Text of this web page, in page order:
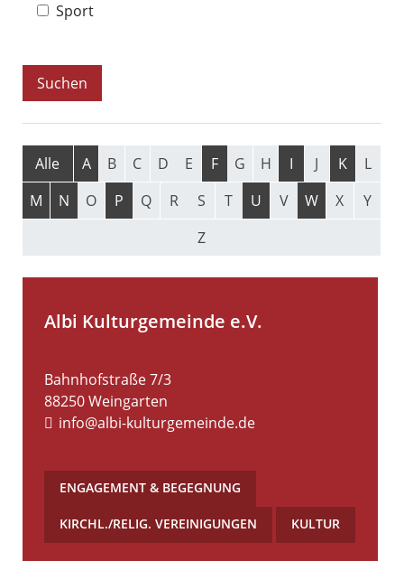
Sport
Alle A B C D E F G H I J K
L
M
N O P Q R S T U V W X
Y
Z
Albi Kulturgemeinde e.V.
Bahnhofstraße 7/3
88250Weingarten
info@albi-kulturgemeinde.de
ENGAGEMENT & BEGEGNUNG
KIRCHL./RELIG. VEREINIGUNGEN KULTUR